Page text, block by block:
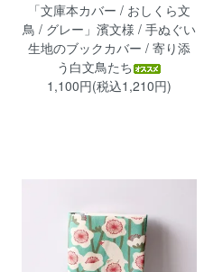
「文庫本カバー / おしくら文
鳥 / グレー」濱文様 / 手ぬぐい
生地のブックカバー / 寄り添
う白文鳥たち
1,100円(税込1,210円)